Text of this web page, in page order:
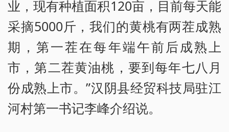
业，现有种植面积120亩，目前每天能
采摘5000斤，我们的黄桃有两茬成熟
期，第一茬在每年端午前后成熟上
市，第二茬黄油桃，要到每年七八月
份成熟上市。”汉阴县经贸科技局驻江
河村第一书记李峰介绍说。